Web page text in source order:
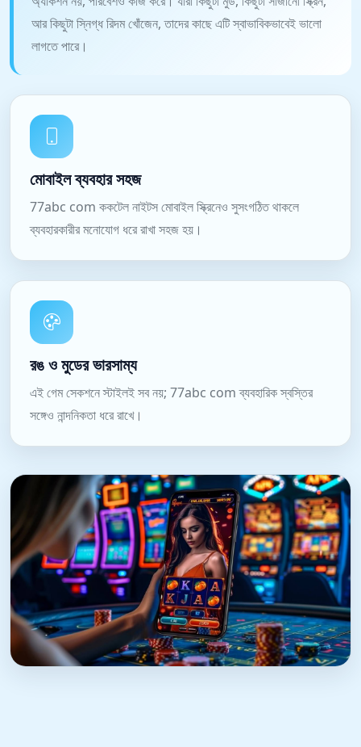
আর কিছুটা স্নিগ্ধ রিদম খোঁজেন, তাদের কাছে এটি স্বাভাবিকভাবেই ভালো
লাগতে পারে।
মোবাইল ব্যবহার সহজ
77abc com ককটেল নাইটস মোবাইল স্ক্রিনেও সুসংগঠিত থাকলে
ব্যবহারকারীর মনোযোগ ধরে রাখা সহজ হয়।
রঙ ও মুডের ভারসাম্য
এই গেম সেকশনে স্টাইলই সব নয়; 77abc com ব্যবহারিক স্বস্তির
সঙ্গেও নান্দনিকতা ধরে রাখে।